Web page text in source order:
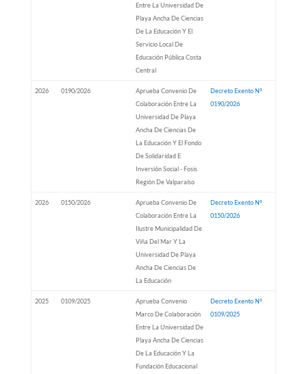
Entre La Universidad De
Playa Ancha De Ciencias
De La Educación Y El
Servicio Local De
Educación Pública Costa
Central
2026 0190/2026
Aprueba Convenio De
Colaboración Entre La
Universidad De Playa
Ancha De Ciencias De
La Educación Y El Fondo
De Solidaridad E
Inversión Social - Fosis
Región De Valparaíso
Decreto Exento Nº
0190/2026
2026 0150/2026
Aprueba Convenio De
Colaboración Entre La
Ilustre Municipalidad De
Viña Del Mar Y La
Universidad De Playa
Ancha De Ciencias De
La Educación
Decreto Exento Nº
0150/2026
2025 0109/2025
Aprueba Convenio
Marco De Colaboración
Entre La Universidad De
Playa Ancha De Ciencias
De La Educación Y La
Fundación Educacional
Decreto Exento Nº
0109/2025